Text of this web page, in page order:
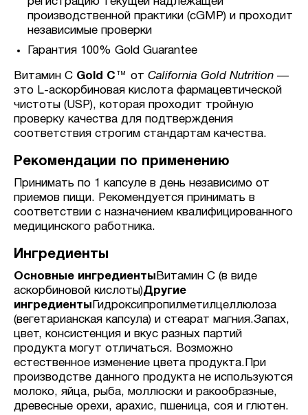
производственной практики (cGMP) и проходит
независимые проверки
Гарантия 100% Gold Guarantee
Витамин C Gold C ™ от California Gold Nutrition —
это L-аскорбиновая кислота фармацевтической
чистоты (USP), которая проходит тройную
проверку качества для подтверждения
соответствия строгим стандартам качества.
Рекомендации по применению
Принимать по 1 капсуле в день независимо от
приемов пищи. Рекомендуется принимать в
соответствии с назначением квалифицированного
медицинского работника.
Ингредиенты
Основные ингредиенты Витамин С (в виде
аскорбиновой кислоты)Другие
ингредиенты Гидроксипропилметилцеллюлоза
(вегетарианская капсула) и стеарат магния.Запах,
цвет, консистенция и вкус разных партий
продукта могут отличаться. Возможно
естественное изменение цвета продукта.При
производстве данного продукта не используются
молоко, яйца, рыба, моллюски и ракообразные,
древесные орехи, арахис, пшеница, соя и глютен.